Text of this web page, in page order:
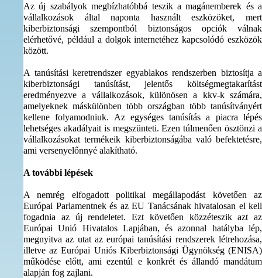
Az új szabályok megbízhatóbbá teszik a magánemberek és a
vállalkozások által naponta használt eszközöket, mert
kiberbiztonsági szempontból biztonságos opciók válnak
elérhetővé, például a dolgok internetéhez kapcsolódó eszközök
között.
A tanúsítási keretrendszer egyablakos rendszerben biztosítja a
kiberbiztonsági tanúsítást, jelentős költségmegtakarítást
eredményezve a vállalkozások, különösen a kkv-k számára,
amelyeknek máskülönben több országban több tanúsítványért
kellene folyamodniuk. Az egységes tanúsítás a piacra lépés
lehetséges akadályait is megszünteti. Ezen túlmenően ösztönzi a
vállalkozásokat termékeik kiberbiztonságába való befektetésre,
ami versenyelőnnyé alakítható.
A további lépések
A nemrég elfogadott politikai megállapodást követően az
Európai Parlamentnek és az EU Tanácsának hivatalosan el kell
fogadnia az új rendeletet. Ezt követően közzéteszik azt az
Európai Unió Hivatalos Lapjában, és azonnal hatályba lép,
megnyitva az utat az európai tanúsítási rendszerek létrehozása,
illetve az Európai Uniós Kiberbiztonsági Ügynökség (ENISA)
működése előtt, ami ezentúl e konkrét és állandó mandátum
alapján fog zajlani.